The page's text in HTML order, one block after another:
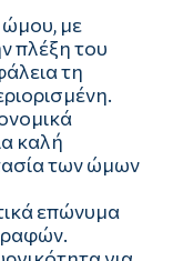
ώμου, με
πλέξη του
τη
καλή
των ώμων
επώνυμα